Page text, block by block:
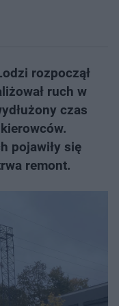
rozpoczął
ruch w
czas
pojawiły się
remont.